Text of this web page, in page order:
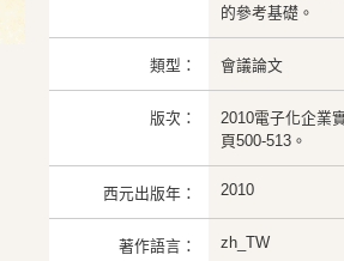
的參考基礎。
類型： 會議論文
版次：
2010電子化企業
頁500-513。
西元出版年： 2010
著作語言： zh_TW